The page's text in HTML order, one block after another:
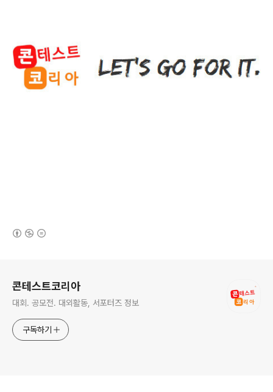
콘테스트코리아
대회. 공모전. 대외활동, 서포터즈 정보
구독하기